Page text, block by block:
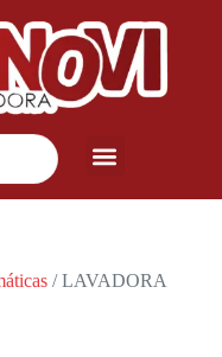
/ LAVADORA